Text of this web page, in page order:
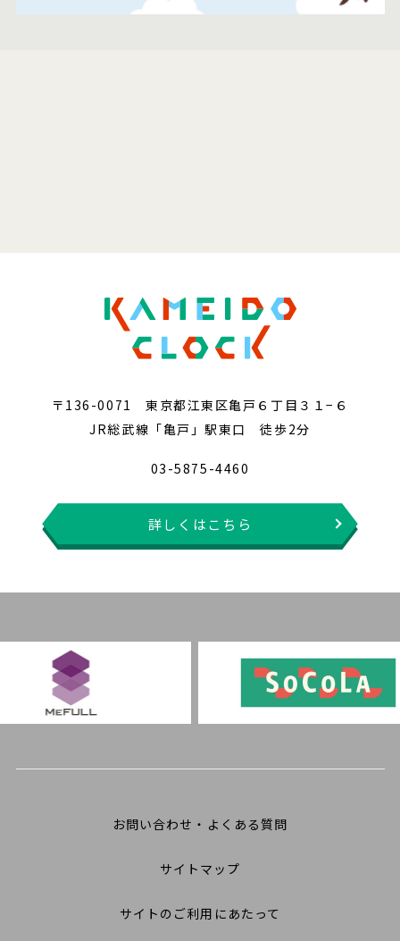
〒136-0071 東京都江東区亀戸６丁目３１−６
JR総武線「亀戸」駅東口 徒歩2分
03-5875-4460
詳しくはこちら
お問い合わせ・よくある質問
サイトマップ
サイトのご利用にあたって